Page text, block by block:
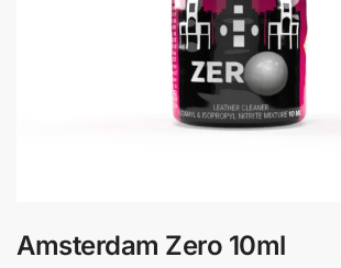
Amsterdam Zero 10ml